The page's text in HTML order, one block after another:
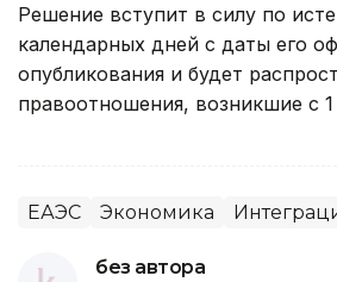
Решение вступит в силу по
календарных дней с даты его
опубликования и будет
правоотношения, возникшие с 1
ЕАЭС Экономика
без автора